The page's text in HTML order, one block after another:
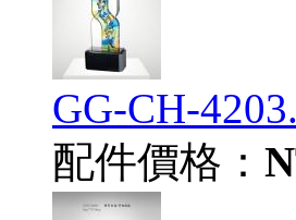
GG-CH-
配件價格：